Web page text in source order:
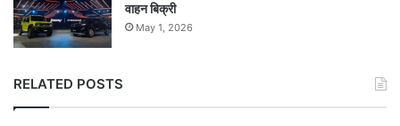
वाहन बिक्री
May 1, 2026
RELATED POSTS